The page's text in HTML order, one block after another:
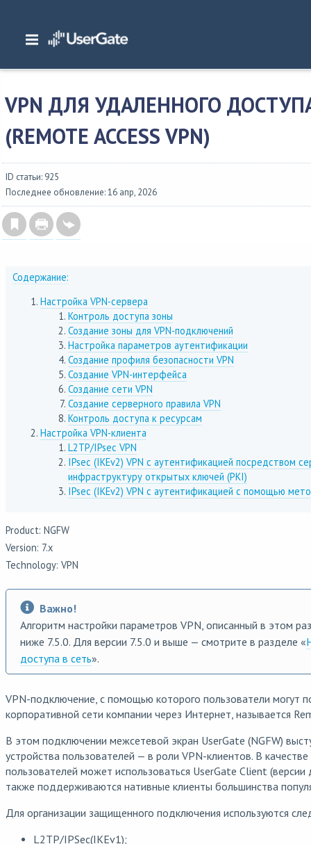
Главная/ Документация/NGFW
клиентов (Remote access VPN)
VPN ДЛЯ УДАЛЕННОГО
(REMOTE ACCESS VPN)
ID статьи: 925
Последнее обновление: 16 апр, 2026
Содержание:
Настройка VPN-сервера
Контроль доступа зоны
Создание зоны для VPN-подключений
Настройка параметров аутентификации
Создание профиля безопасности VPN
Создание VPN-интерфейса
Создание сети VPN
Создание серверного правила VPN
Контроль доступа к ресурсам
Настройка VPN-клиента
L2TP/IPsec VPN
IPsec (IKEv2) VPN с аутентификацией посредством
инфраструктуру открытых ключей (PKI)
IPsec (IKEv2) VPN с аутентификацией с помощью
Product: NGFW
Version: 7.x
Technology: VPN
Важно!
Алгоритм настройки параметров VPN, описанный в этом
ниже 7.5.0. Для версии 7.5.0 и выше — смотрите в разделе «
доступа в сеть».
VPN-подключение, с помощью которого пользователи могут
корпоративной сети компании через Интернет, называется
В этом подключении межсетевой экран UserGate (NGFW)
устройства пользователей — в роли VPN-клиентов. В
пользователей может использоваться UserGate Client
также поддерживаются нативные клиенты большинства
Для организации защищенного подключения используются
L2TP/IPSec(IKEv1);